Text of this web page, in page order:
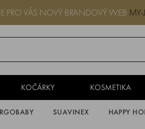
PRO VÁS NOVÝ BRANDOVÝ WEB
KOČÁRKY KOSMETIKA
SUAVINEX HAPPY